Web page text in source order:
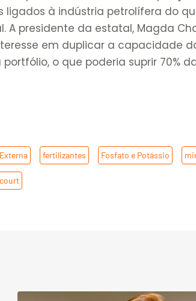
ligados à indústria petrolífera do
A presidente da estatal, Magda
em duplicar a capacidade
o que poderia suprir 70%
fertilizantes Fosfato e Potássio